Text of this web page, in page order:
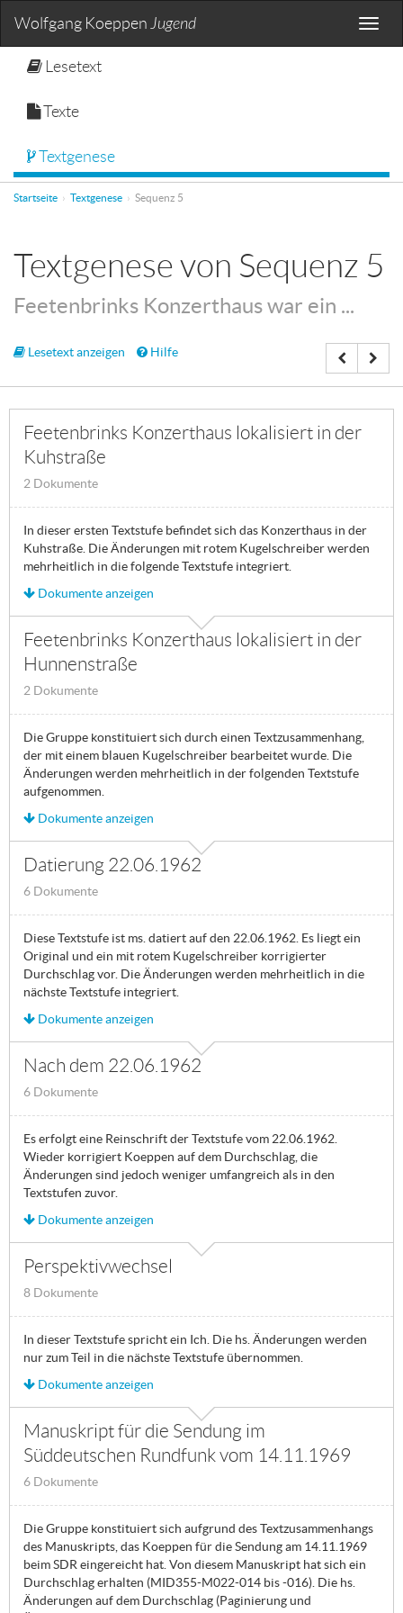
Toggle
Wolfgang Koeppen Jugend
Lesetext
Texte
Textgenese
Startseite Textgenese Sequenz 5
Textgenese von Sequenz 5
Feetenbrinks Konzerthaus war ein ...
Lesetext anzeigen Hilfe
Feetenbrinks Konzerthaus lokalisiert in der
Kuhstraße
2 Dokumente
In dieser ersten Textstufe befindet sich das Konzerthaus in der
Kuhstraße. Die Änderungen mit rotem Kugelschreiber werden
mehrheitlich in die folgende Textstufe integriert.
Dokumente anzeigen
Feetenbrinks Konzerthaus lokalisiert in der
Hunnenstraße
2 Dokumente
Die Gruppe konstituiert sich durch einen Textzusammenhang,
der mit einem blauen Kugelschreiber bearbeitet wurde. Die
Änderungen werden mehrheitlich in der folgenden Textstufe
aufgenommen.
Dokumente anzeigen
Datierung 22.06.1962
6 Dokumente
Diese Textstufe ist ms. datiert auf den 22.06.1962. Es liegt ein
Original und ein mit rotem Kugelschreiber korrigierter
Durchschlag vor. Die Änderungen werden mehrheitlich in die
nächste Textstufe integriert.
Dokumente anzeigen
Nach dem 22.06.1962
6 Dokumente
Es erfolgt eine Reinschrift der Textstufe vom 22.06.1962.
Wieder korrigiert Koeppen auf dem Durchschlag, die
Änderungen sind jedoch weniger umfangreich als in den
Textstufen zuvor.
Dokumente anzeigen
Perspektivwechsel
8 Dokumente
In dieser Textstufe spricht ein Ich. Die hs. Änderungen werden
nur zum Teil in die nächste Textstufe übernommen.
Dokumente anzeigen
Manuskript für die Sendung im
Süddeutschen Rundfunk vom 14.11.1969
6 Dokumente
Die Gruppe konstituiert sich aufgrund des Textzusammenhangs
des Manuskripts, das Koeppen für die Sendung am 14.11.1969
beim SDR eingereicht hat. Von diesem Manuskript hat sich ein
Durchschlag erhalten (MID355-M022-014 bis -016). Die hs.
Änderungen auf dem Durchschlag (Paginierung und